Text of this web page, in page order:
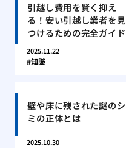
引越し費用を賢く抑え
る！安い引越し業者を見
つけるための完全ガイド
2025.11.22
知識
壁や床に残された謎のシ
ミの正体とは
2025.10.30